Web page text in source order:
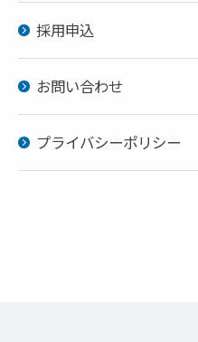
採用申込
お問い合わせ
プライバシーポリシー